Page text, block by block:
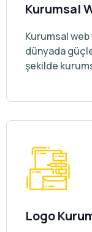
Kurumsal
Kurumsal web
dünyada
şekilde
Logo